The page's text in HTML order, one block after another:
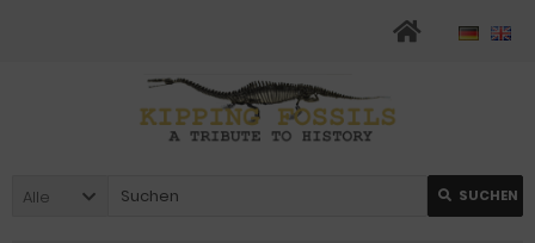
Alle SUCHEN